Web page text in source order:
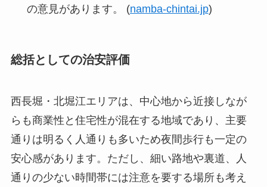
の意見があります。 (namba-chintai.jp)
総括としての治安評価
西長堀・北堀江エリアは、中心地から近接しなが
らも商業性と住宅性が混在する地域であり、主要
通りは明るく人通りも多いため夜間歩行も一定の
安心感があります。ただし、細い路地や裏道、人
通りの少ない時間帯には注意を要する場所も考え